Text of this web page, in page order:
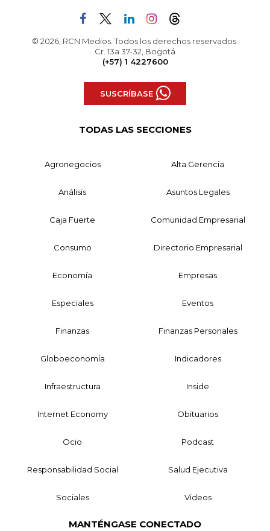
© 2026, RCN Medios. Todos los derechos reservados.
Cr. 13a 37-32, Bogotá
(+57) 1 4227600
SUSCRÍBASE
TODAS LAS SECCIONES
Agronegocios Alta Gerencia
Análisis Asuntos Legales
Caja Fuerte Comunidad Empresarial
Consumo Directorio Empresarial
Economía Empresas
Especiales Eventos
Finanzas Finanzas Personales
Globoeconomía Indicadores
Infraestructura Inside
Internet Economy Obituarios
Ocio Podcast
Responsabilidad Social Salud Ejecutiva
Sociales Videos
MANTÉNGASE CONECTADO